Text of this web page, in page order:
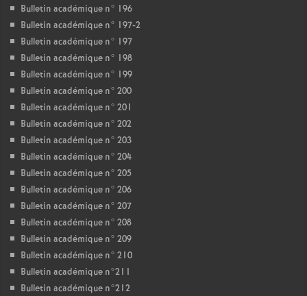
Bulletin académique n° 196
Bulletin académique n° 197-2
Bulletin académique n° 197
Bulletin académique n° 198
Bulletin académique n° 199
Bulletin académique n° 200
Bulletin académique n° 201
Bulletin académique n° 202
Bulletin académique n° 203
Bulletin académique n° 204
Bulletin académique n° 205
Bulletin académique n° 206
Bulletin académique n° 207
Bulletin académique n° 208
Bulletin académique n° 209
Bulletin académique n° 210
Bulletin académique n°211
Bulletin académique n°212